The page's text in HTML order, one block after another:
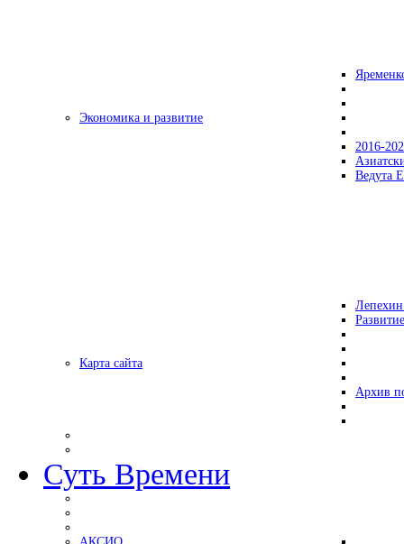
Экономика и развитие
2016-
Ведута
Карта сайта
Архив
Суть Времени